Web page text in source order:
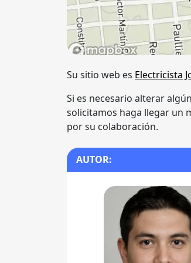
Su sitio web es Electricista
Si es necesario alterar
solicitamos haga llegar un
por su colaboración.
AUTOR: